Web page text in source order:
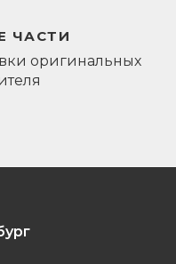
ЧАСТИ
оригинальных